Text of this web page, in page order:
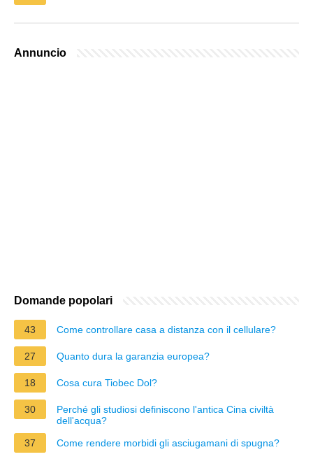
Annuncio
Domande popolari
43 Come controllare casa a distanza con il cellulare?
27 Quanto dura la garanzia europea?
18 Cosa cura Tiobec Dol?
30
Perché gli studiosi definiscono l'antica Cina civiltà
dell'acqua?
37
Come rendere morbidi gli asciugamani di spugna?